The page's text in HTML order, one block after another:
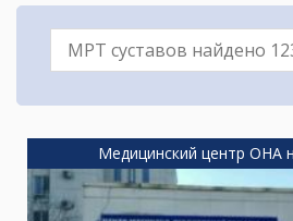
Медицинский центр ОНА